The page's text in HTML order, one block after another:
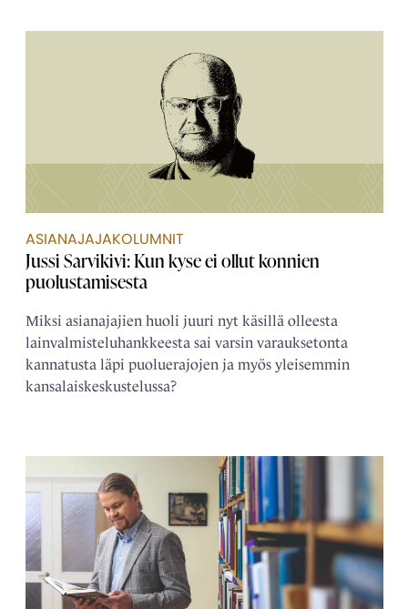
ASIANAJAJAKOLUMNIT
Jussi Sarvikivi: Kun kyse ei ollut konnien
puolustamisesta
Miksi asianajajien huoli juuri nyt käsillä olleesta
lainvalmisteluhankkeesta sai varsin varauksetonta
kannatusta läpi puoluerajojen ja myös yleisemmin
kansalaiskeskustelussa?